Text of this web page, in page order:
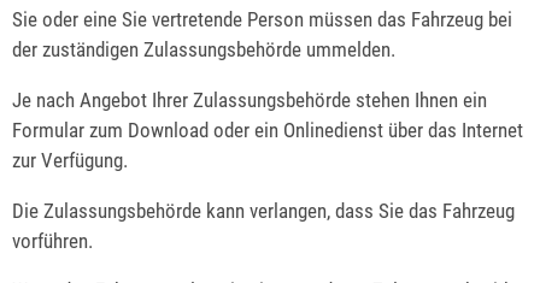
Sie oder eine Sie vertretende Person müssen das Fahrzeug bei
der zuständigen Zulassungsbehörde ummelden.
Je nach Angebot Ihrer Zulassungsbehörde stehen Ihnen ein
Formular zum Download oder ein Onlinedienst über das Internet
zur Verfügung.
Die Zulassungsbehörde kann verlangen, dass Sie das Fahrzeug
vorführen.